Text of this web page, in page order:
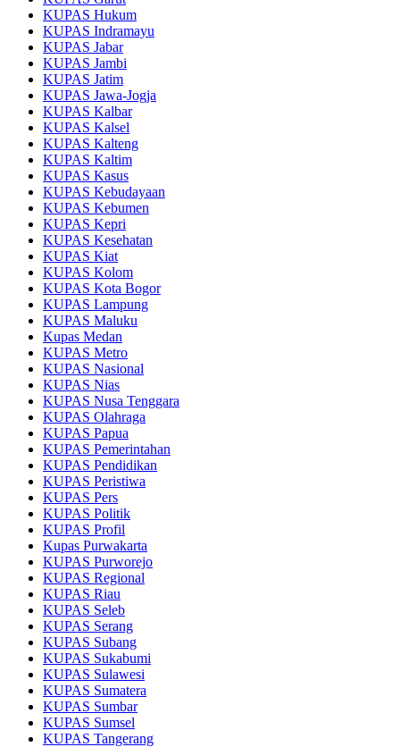
KUPAS Hukum
KUPAS Indramayu
KUPAS Jabar
KUPAS Jambi
KUPAS Jatim
KUPAS Jawa-Jogja
KUPAS Kalbar
KUPAS Kalsel
KUPAS Kalteng
KUPAS Kaltim
KUPAS Kasus
KUPAS Kebudayaan
KUPAS Kebumen
KUPAS Kepri
KUPAS Kesehatan
KUPAS Kiat
KUPAS Kolom
KUPAS Kota Bogor
KUPAS Lampung
KUPAS Maluku
Kupas Medan
KUPAS Metro
KUPAS Nasional
KUPAS Nias
KUPAS Nusa Tenggara
KUPAS Olahraga
KUPAS Papua
KUPAS Pemerintahan
KUPAS Pendidikan
KUPAS Peristiwa
KUPAS Pers
KUPAS Politik
KUPAS Profil
Kupas Purwakarta
KUPAS Purworejo
KUPAS Regional
KUPAS Riau
KUPAS Seleb
KUPAS Serang
KUPAS Subang
KUPAS Sukabumi
KUPAS Sulawesi
KUPAS Sumatera
KUPAS Sumbar
KUPAS Sumsel
KUPAS Tangerang